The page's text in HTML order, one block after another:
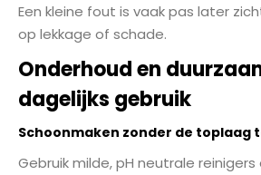
Een kleine fout is vaak pas later
op lekkage of schade.
Onderhoud en
dagelijks gebruik
Schoonmaken zonder de toplaag
Gebruik milde, pH neutrale reinigers